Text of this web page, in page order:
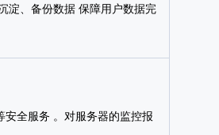
淀、备份数据 保障用户数据完
安全服务 。对服务器的监控报